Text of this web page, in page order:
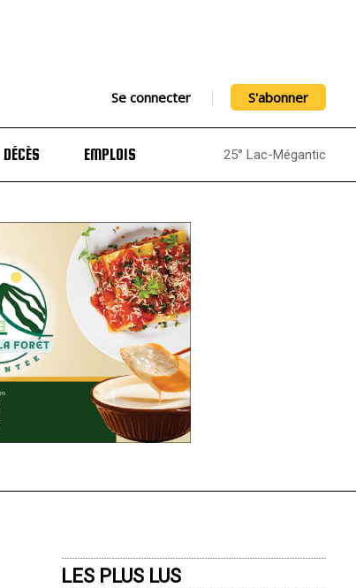
Se connecter S'abonner
DÉCÈS EMPLOIS 25° Lac-Mégantic
LES PLUS LUS